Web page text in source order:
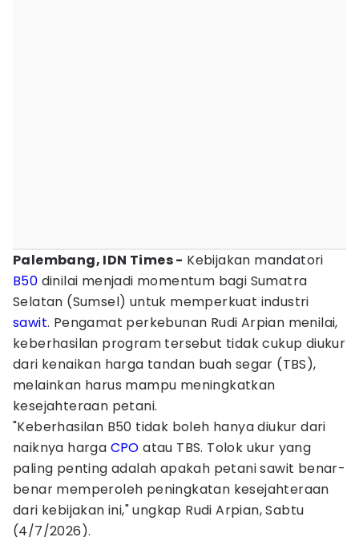
Palembang, IDN Times - Kebijakan mandatori
B50 dinilai menjadi momentum bagi Sumatra
Selatan (Sumsel) untuk memperkuat industri
sawit. Pengamat perkebunan Rudi Arpian menilai,
keberhasilan program tersebut tidak cukup diukur
dari kenaikan harga tandan buah segar (TBS),
melainkan harus mampu meningkatkan
kesejahteraan petani.
"Keberhasilan B50 tidak boleh hanya diukur dari
naiknya harga CPO atau TBS. Tolok ukur yang
paling penting adalah apakah petani sawit benar-
benar memperoleh peningkatan kesejahteraan
dari kebijakan ini," ungkap Rudi Arpian, Sabtu
(4/7/2026).